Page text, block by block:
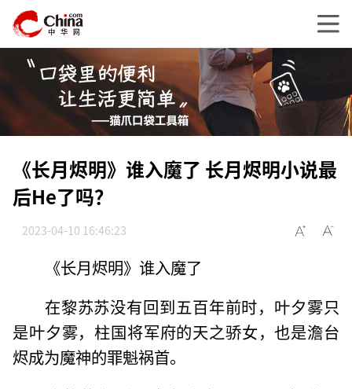
《长月烬明》谁入魔了 长月烬明小说最
后He了吗？
2023-04-10 16:46:23
《长月烬明》谁入魔了
在黎苏苏没有回到五百年前时，叶夕雾只
是叶夕雾，柱国将军府的天之骄女，也是澹台
烬成为魔神的罪魁祸首。